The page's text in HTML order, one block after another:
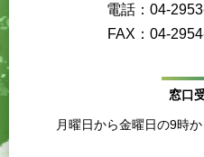
電話：04-
FAX：04-
窓口
月曜日から金曜日の9時